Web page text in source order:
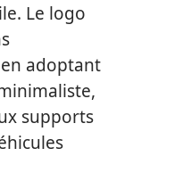
Le logo
adoptant
supports